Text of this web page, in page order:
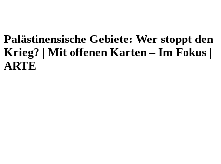
Palästinensische Gebiete: Wer stoppt den
Krieg? | Mit offenen Karten – Im Fokus |
ARTE